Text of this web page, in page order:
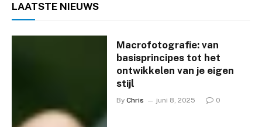
LAATSTE NIEUWS
Macrofotografie: van
basisprincipes tot het
ontwikkelen van je eigen
stijl
By Chris juni 8, 2025 0